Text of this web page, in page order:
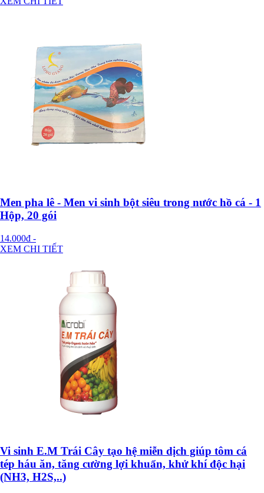
Men pha lê - Men vi sinh bột siêu trong nước hồ cá - 1
Hộp, 20 gói
14.000đ -
XEM CHI TIẾT
Vi sinh E.M Trái Cây tạo hệ miễn dịch giúp tôm cá
tép háu ăn, tăng cường lợi khuẩn, khử khí độc hại
(NH3, H2S,..)